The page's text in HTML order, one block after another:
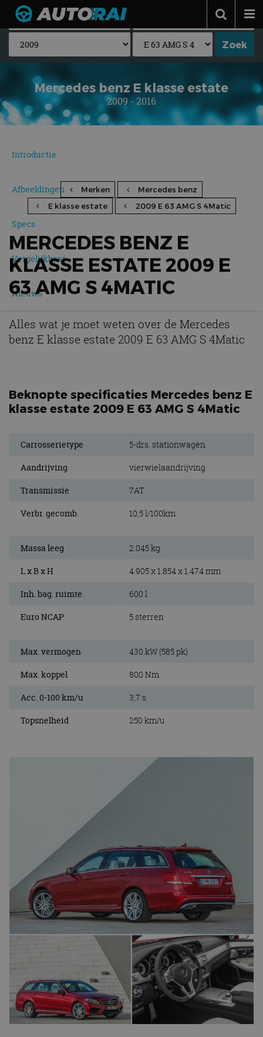
Autonieuws
Podcast
Autotests
Automerken
Adverteren
Contact
Mercedes benz E klasse estate
2009 - 2016
Introductie
Afbeeldingen
Specs
Vergelijkbaar
Nieuws
Merken
Mercedes benz
E klasse estate
2009 E 63 AMG S 4Matic
MERCEDES BENZ E
KLASSE ESTATE 2009 E
63 AMG S 4MATIC
Alles wat je moet weten over de Mercedes
benz E klasse estate 2009 E 63 AMG S 4Matic
Beknopte specificaties Mercedes benz E
klasse estate 2009 E 63 AMG S 4Matic
Carrosserietype 5-drs. stationwagen
Aandrijving vierwielaandrijving
Transmissie 7AT
Verbr. gecomb. 10,5 l/100km
Massa leeg 2.045 kg
L x B x H 4.905 x 1.854 x 1.474 mm
Inh. bag. ruimte. 600 l
Euro NCAP 5 sterren
Max. vermogen 430 kW (585 pk)
Max. koppel 800 Nm
Acc. 0-100 km/u 3,7 s
Topsnelheid 250 km/u